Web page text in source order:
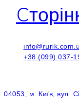
+38 (099) 037-
04053, м. Київ, вул.